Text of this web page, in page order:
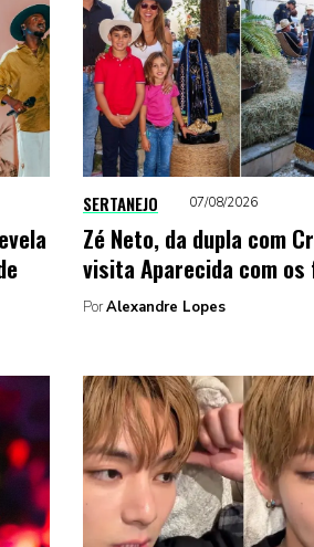
SERTANEJO 07/08/2026
Zé Neto, da dupla com
visita Aparecida com os
PorAlexandre Lopes